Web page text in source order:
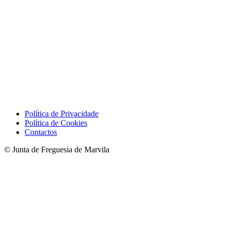
Política de Privacidade
Política de Cookies
Contactos
© Junta de Freguesia de Marvila